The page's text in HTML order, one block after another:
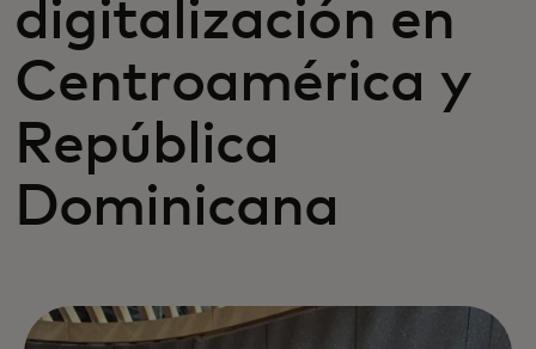
digitalización en
Centroamérica y
República
Dominicana